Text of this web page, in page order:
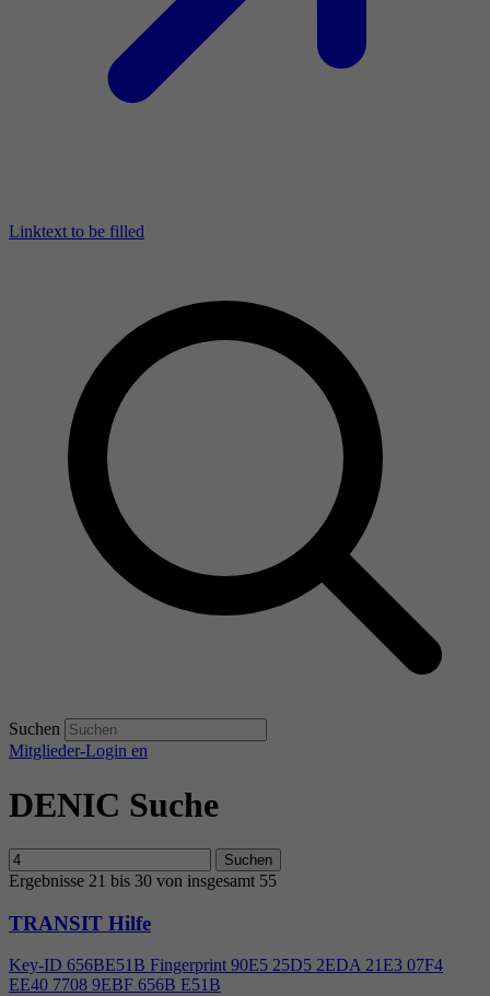
Linktext to be filled
Suchen
Mitglieder-Login en
DENIC Suche
Suchen
Ergebnisse 21 bis 30 von insgesamt 55
TRANSIT Hilfe
Key-ID 656BE51B Fingerprint 90E5 25D5 2EDA 21E3 07F4
EE40 7708 9EBF 656B E51B